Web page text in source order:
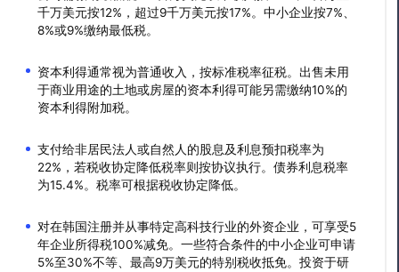
千万美元按12%，超过9千万美元按17%。中小企业按7%、
8%或9%缴纳最低税。
资本利得通常视为普通收入，按标准税率征税。出售未用
于商业用途的土地或房屋的资本利得可能另需缴纳10%的
资本利得附加税。
支付给非居民法人或自然人的股息及利息预扣税率为
22%，若税收协定降低税率则按协议执行。债券利息税率
为15.4%。税率可根据税收协定降低。
对在韩国注册并从事特定高科技行业的外资企业，可享受5
年企业所得税100%减免。一些符合条件的中小企业可申请
5%至30%不等、最高9万美元的特别税收抵免。投资于研